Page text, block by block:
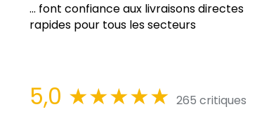
... font confiance aux livraisons directes
rapides pour tous les secteurs
5,0 ★★★★★ 265 critiques